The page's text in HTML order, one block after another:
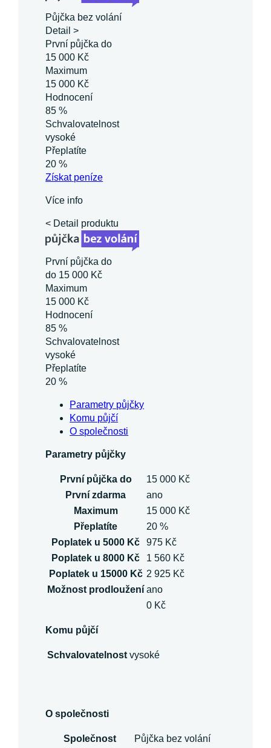
Půjčka bez volání
Detail >
První půjčka do
15 000 Kč
Maximum
15 000 Kč
Hodnocení
85 %
Schvalovatelnost
vysoké
Přeplatíte
20 %
Získatpeníze
Více info
< Detail produktu
První půjčka do
do 15 000 Kč
Maximum
15 000 Kč
Hodnocení
85 %
Schvalovatelnost
vysoké
Přeplatíte
20 %
Parametry půjčky
Komu půjčí
O společnosti
Parametry půjčky
První půjčka do
15 000 Kč
První zdarma
ano
Maximum
15 000 Kč
Přeplatíte
20 %
Poplatek u 5000 Kč
975 Kč
Poplatek u 8000 Kč
1 560 Kč
Poplatek u 15000 Kč 2 925 Kč
Možnost prodloužení ano
0 Kč
Komu půjčí
Schvalovatelnost vysoké
O společnosti
Společnost
Půjčka bez volání